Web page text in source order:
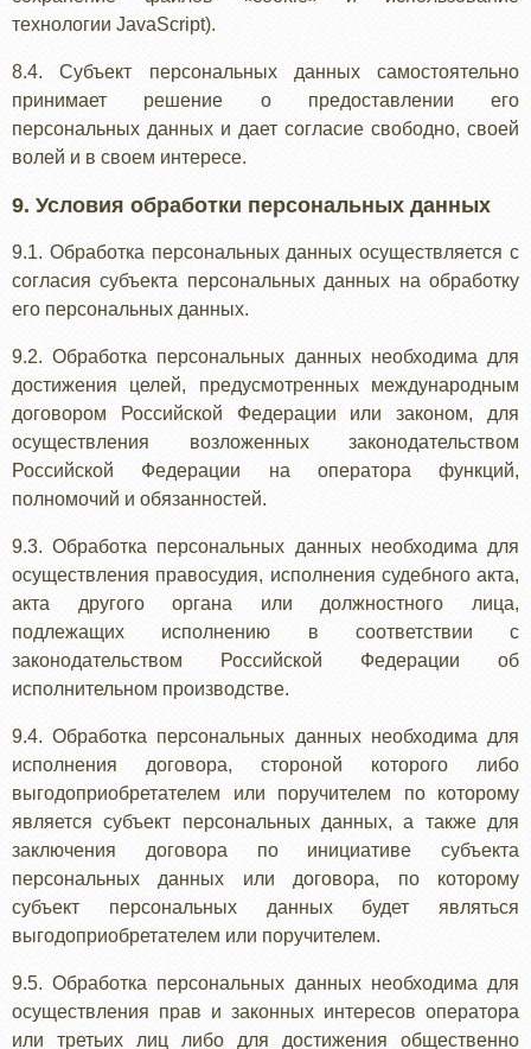
технологии JavaScript).
8.4. Субъект персональных данных самостоятельно
принимает решение о предоставлении его
персональных данных и дает согласие свободно, своей
волей и в своем интересе.
9. Условия обработки персональных данных
9.1. Обработка персональных данных осуществляется с
согласия субъекта персональных данных на обработку
его персональных данных.
9.2. Обработка персональных данных необходима для
достижения целей, предусмотренных международным
договором Российской Федерации или законом, для
осуществления возложенных законодательством
Российской Федерации на оператора функций,
полномочий и обязанностей.
9.3. Обработка персональных данных необходима для
осуществления правосудия, исполнения судебного акта,
акта другого органа или должностного лица,
подлежащих исполнению в соответствии с
законодательством Российской Федерации об
исполнительном производстве.
9.4. Обработка персональных данных необходима для
исполнения договора, стороной которого либо
выгодоприобретателем или поручителем по которому
является субъект персональных данных, а также для
заключения договора по инициативе субъекта
персональных данных или договора, по которому
субъект персональных данных будет являться
выгодоприобретателем или поручителем.
9.5. Обработка персональных данных необходима для
осуществления прав и законных интересов оператора
или третьих лиц либо для достижения общественно